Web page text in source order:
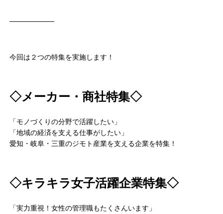
─────────
今回は２つの特集を実施します！
◇メーカー・商社特集◇
「モノづくりの分野で活躍したい」
「地域の経済を支える仕事がしたい」
愛知・岐阜・三重のジモト産業を支える企業を特集！
◇キラキラ女子活躍企業特集◇
「実力重視！女性の管理職もたくさんいます」